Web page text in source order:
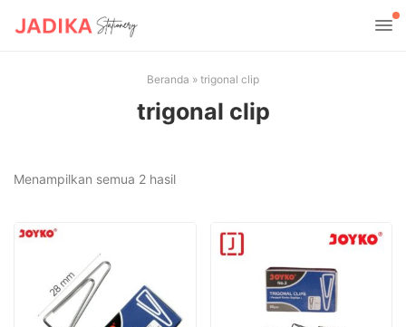
Beranda » trigonal clip
trigonal clip
Menampilkan semua 2 hasilDiurutkan